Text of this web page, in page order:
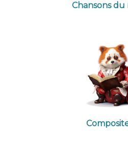
Chansons